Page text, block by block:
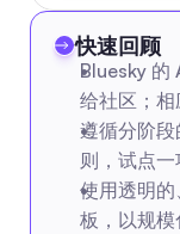
快速回顾
Bluesky 的
给社区；相
遵循分阶
则，试点一
使用透明
板，以规模